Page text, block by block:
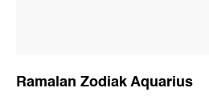
Ramalan Zodiak Aquarius